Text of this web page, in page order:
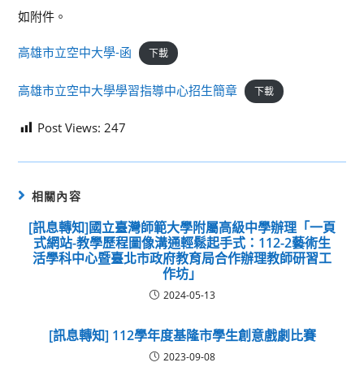
如附件。
高雄市立空中大學-函 下載
高雄市立空中大學學習指導中心招生簡章 下載
Post Views: 247
相關內容
[訊息轉知]國立臺灣師範大學附屬高級中學辦理「一頁
式網站-教學歷程圖像溝通輕鬆起手式：112-2藝術生
活學科中心暨臺北市政府教育局合作辦理教師研習工
作坊」
2024-05-13
[訊息轉知] 112學年度基隆市學生創意戲劇比賽
2023-09-08